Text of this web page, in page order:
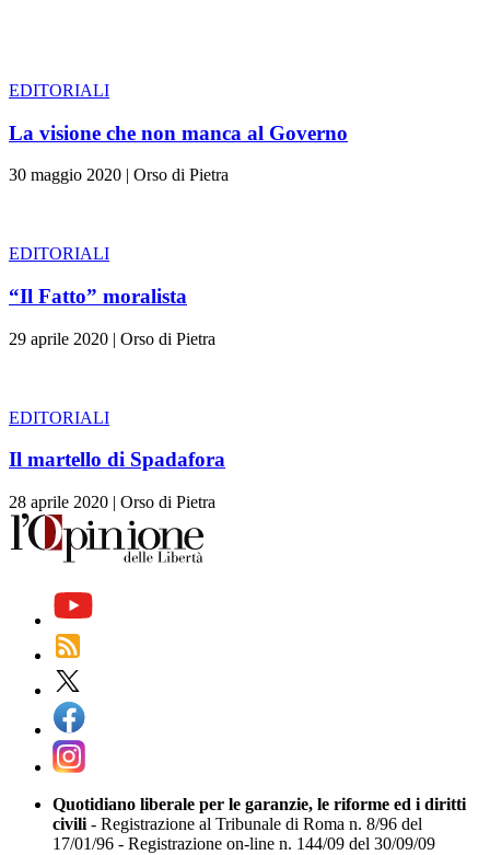
EDITORIALI
La visione che non manca al Governo
30 maggio 2020 | Orso di Pietra
EDITORIALI
“Il Fatto” moralista
29 aprile 2020 | Orso di Pietra
EDITORIALI
Il martello di Spadafora
28 aprile 2020 | Orso di Pietra
Quotidiano liberale per le garanzie, le riforme ed i diritti
civili - Registrazione al Tribunale di Roma n. 8/96 del
17/01/96 - Registrazione on-line n. 144/09 del 30/09/09